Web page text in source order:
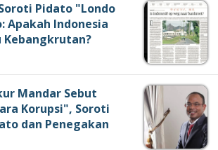
Pidato "Londo
Apakah Indonesia
Kebangkrutan?
Mandar Sebut
Korupsi", Soroti
dan Penegakan